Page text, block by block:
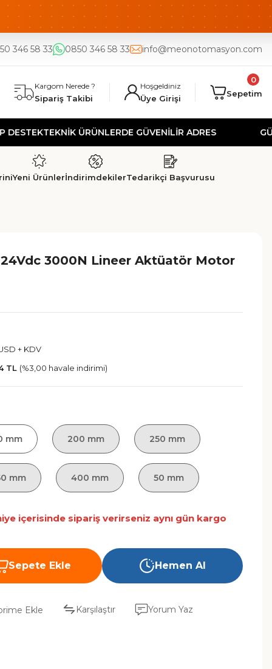
346 58 33 0850 346 58 33 info@meonotomasyon.com
Kargom Nerede ?
Sipariş Takibi
Hoşgeldiniz
Üye Girişi Sepetim
0
TEKNİK ÜRÜNLERDE GÜVENİLİR ADRES
Yeni ÜrünlerİndirimdekilerTedarikçi Başvurusu
3000N Lineer Aktüatör Motor
+ KDV
TL (%3,00 havale indirimi)
mm 200 mm 250 mm
mm 400 mm 50 mm
içerisinde sipariş verirseniz aynı gün kargo
Sepete Ekle Hemen Al
Karşılaştır Yorum Yaz